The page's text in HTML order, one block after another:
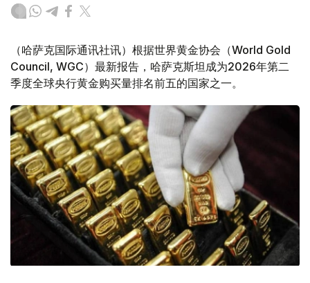
（哈萨克国际通讯社讯）根据世界黄金协会（World Gold
Council, WGC）最新报告，哈萨克斯坦成为2026年第二
季度全球央行黄金购买量排名前五的国家之一。